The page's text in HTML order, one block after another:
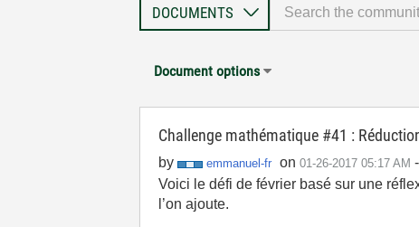
Document options
Challenge mathématique #41 :
by emmanuel-fr on ‎01-26-2017 05:17 AM
Voici le défi de février basé sur une
l’on ajoute.